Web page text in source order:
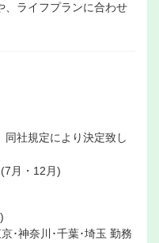
、ライフプランに合わせ
社規定により決定致し
月・12月)
･神奈川･千葉･埼玉 勤務